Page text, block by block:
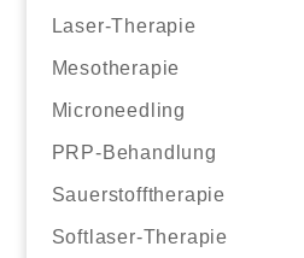
Laser-Therapie
Mesotherapie
Microneedling
PRP-Behandlung
Sauerstofftherapie
Softlaser-Therapie